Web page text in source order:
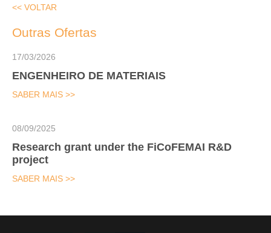
<< VOLTAR
Outras Ofertas
ENGENHEIRO DE MATERIAIS
17/03/2026
SABER MAIS >>
Research grant under the FiCoFEMAI R&D
project
08/09/2025
SABER MAIS >>